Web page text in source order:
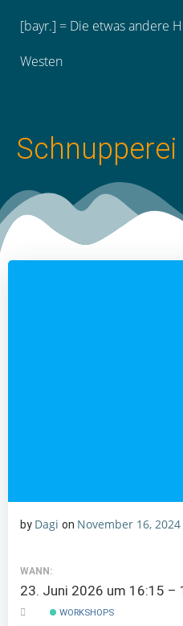
[bayr.] = Die etwas andere
Westen
by Dagi on November 16, 2024
WANN:
23. Juni 2026 um 16:15 –
WORKSHOPS